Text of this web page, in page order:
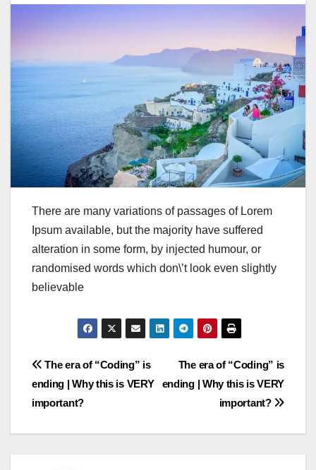
There are many variations of passages of Lorem
Ipsum available, but the majority have suffered
alteration in some form, by injected humour, or
randomised words which don\’t look even slightly
believable
Post
navigation
The era of “Coding” is
ending | Why this is VERY
important?
The era of “Coding” is
ending | Why this is VERY
important?